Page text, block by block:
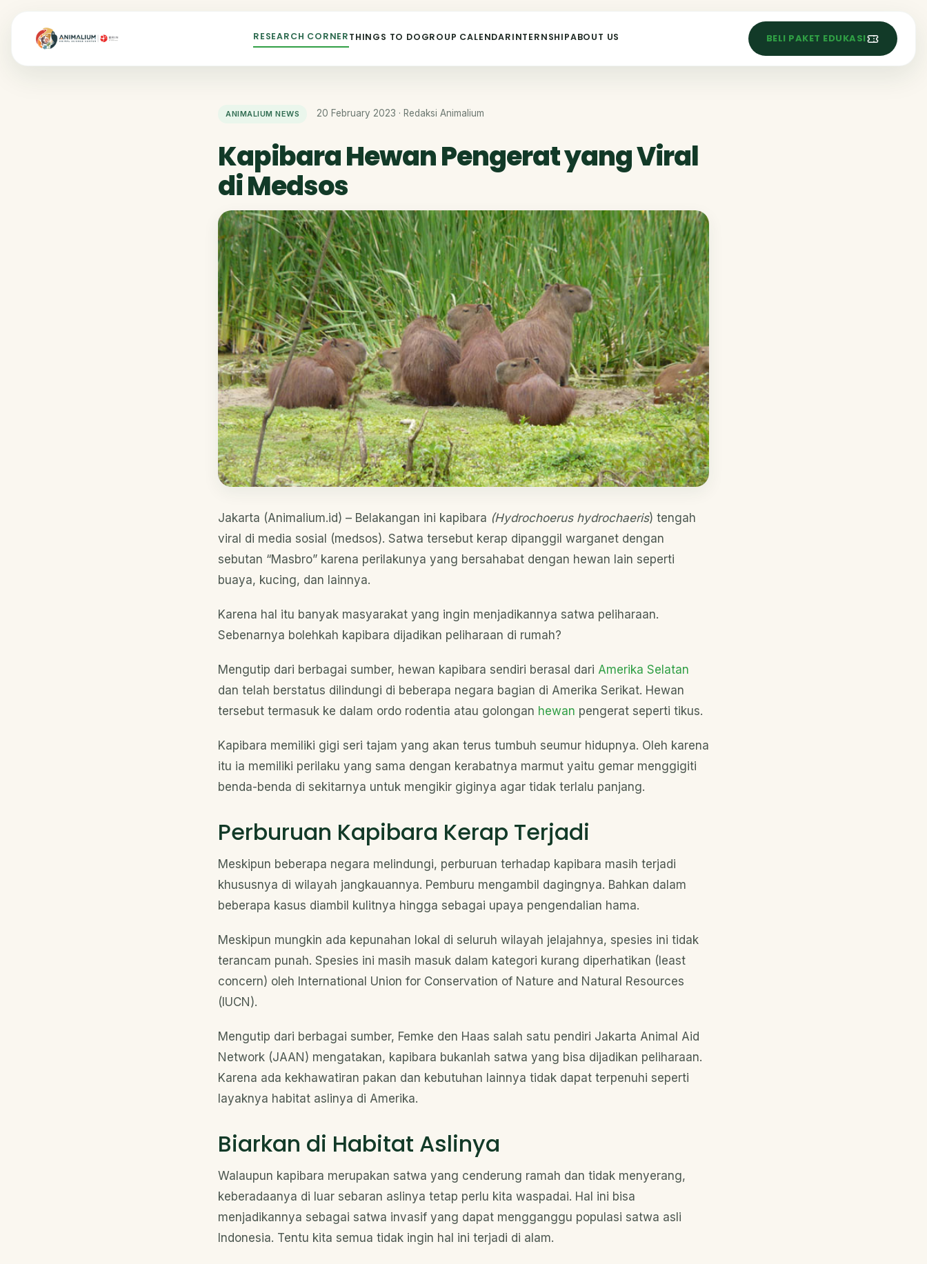
RESEARCH CORNERTHINGS TO DOGROUP CALENDARINTERNSHIPABOUT US BELI PAKET EDUKASI
ANIMALIUM NEWS 20 February 2023 · Redaksi Animalium
Kapibara Hewan Pengerat yang Viral
di Medsos
Jakarta (Animalium.id) – Belakangan ini kapibara (Hydrochoerus hydrochaeris) tengah
viral di media sosial (medsos). Satwa tersebut kerap dipanggil warganet dengan
sebutan “Masbro” karena perilakunya yang bersahabat dengan hewan lain seperti
buaya, kucing, dan lainnya.
Karena hal itu banyak masyarakat yang ingin menjadikannya satwa peliharaan.
Sebenarnya bolehkah kapibara dijadikan peliharaan di rumah?
Mengutip dari berbagai sumber, hewan kapibara sendiri berasal dari Amerika Selatan
dan telah berstatus dilindungi di beberapa negara bagian di Amerika Serikat. Hewan
tersebut termasuk ke dalam ordo rodentia atau golongan hewan pengerat seperti tikus.
Kapibara memiliki gigi seri tajam yang akan terus tumbuh seumur hidupnya. Oleh karena
itu ia memiliki perilaku yang sama dengan kerabatnya marmut yaitu gemar menggigiti
benda-benda di sekitarnya untuk mengikir giginya agar tidak terlalu panjang.
Perburuan Kapibara Kerap Terjadi
Meskipun beberapa negara melindungi, perburuan terhadap kapibara masih terjadi
khususnya di wilayah jangkauannya. Pemburu mengambil dagingnya. Bahkan dalam
beberapa kasus diambil kulitnya hingga sebagai upaya pengendalian hama.
Meskipun mungkin ada kepunahan lokal di seluruh wilayah jelajahnya, spesies ini tidak
terancam punah. Spesies ini masih masuk dalam kategori kurang diperhatikan (least
concern) oleh International Union for Conservation of Nature and Natural Resources
(IUCN).
Mengutip dari berbagai sumber, Femke den Haas salah satu pendiri Jakarta Animal Aid
Network (JAAN) mengatakan, kapibara bukanlah satwa yang bisa dijadikan peliharaan.
Karena ada kekhawatiran pakan dan kebutuhan lainnya tidak dapat terpenuhi seperti
layaknya habitat aslinya di Amerika.
Biarkan di Habitat Aslinya
Walaupun kapibara merupakan satwa yang cenderung ramah dan tidak menyerang,
keberadaanya di luar sebaran aslinya tetap perlu kita waspadai. Hal ini bisa
menjadikannya sebagai satwa invasif yang dapat mengganggu populasi satwa asli
Indonesia. Tentu kita semua tidak ingin hal ini terjadi di alam.